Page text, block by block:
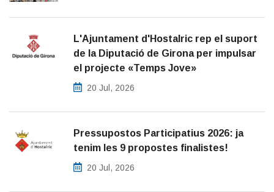
L'Ajuntament d'Hostalric rep el suport
de la Diputació de Girona per impulsar
el projecte «Temps Jove»
20 Jul, 2026
Pressupostos Participatius 2026: ja
tenim les 9 propostes finalistes!
20 Jul, 2026